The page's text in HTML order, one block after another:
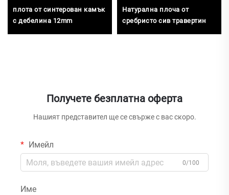
плота от синтерован камък
с дебелина 12mm
Натурална плоча от
сребристо сив травертин
Получете безплатна оферта
Нашият представител ще се свърже с вас скоро.
Имейл
0/100
Име